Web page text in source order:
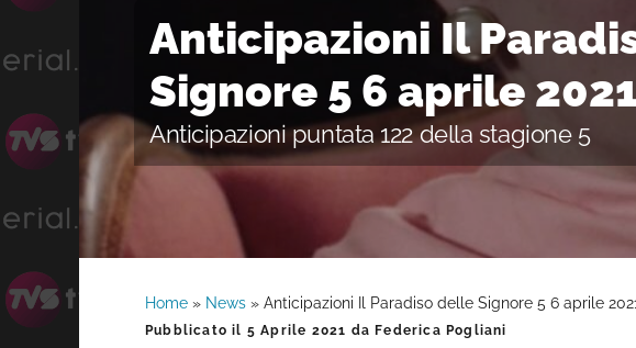
Anticipazioni Il
Signore 5 6 aprile
Anticipazioni puntata 122 della stagione 5
Home » News » Anticipazioni Il Paradiso delle Signore 5 6 aprile
Pubblicato il 5 Aprile 2021 da Federica Pogliani
Barra